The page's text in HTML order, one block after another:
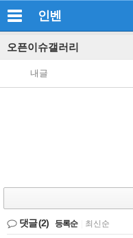
인벤
오픈이슈갤러리
내글
댓글(2) 등록순 최신순